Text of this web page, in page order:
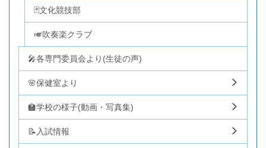
🃏文化競技部
🎺吹奏楽クラブ
🎤各専門委員会より(生徒の声)
🌸保健室より
🏫学校の様子(動画・写真集)
📝入試情報